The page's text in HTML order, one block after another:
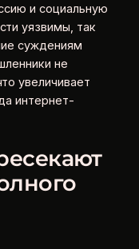
и социальную
уязвимы, так
суждениям
не
увеличивает
интернет-